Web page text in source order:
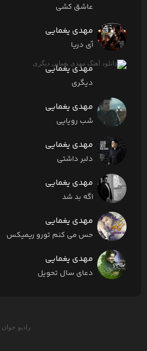
عاشق کشی
مهدی یغمایی
آی دریا
مهدی یغمایی
دیگری
مهدی یغمایی
شب رویایی
مهدی یغمایی
دلبر داشتی
مهدی یغمایی
اگه بد شد
مهدی یغمایی
حس می کنم تورو ریمیکس
مهدی یغمایی
دعای سال تحویل
رادیو جوان